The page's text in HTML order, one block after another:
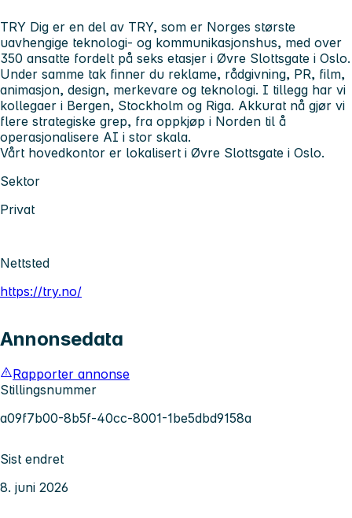
TRY Dig er en del av TRY, som er Norges største
uavhengige teknologi- og kommunikasjonshus, med over
350 ansatte fordelt på seks etasjer i Øvre Slottsgate i Oslo.
Under samme tak finner du reklame, rådgivning, PR, film,
animasjon, design, merkevare og teknologi. I tillegg har vi
kollegaer i Bergen, Stockholm og Riga. Akkurat nå gjør vi
flere strategiske grep, fra oppkjøp i Norden til å
operasjonalisere AI i stor skala.
Vårt hovedkontor er lokalisert i Øvre Slottsgate i Oslo.
Sektor
Privat
Nettsted
https://try.no/
Annonsedata
Rapporter annonse
Stillingsnummer
a09f7b00-8b5f-40cc-8001-1be5dbd9158a
Sist endret
8. juni 2026